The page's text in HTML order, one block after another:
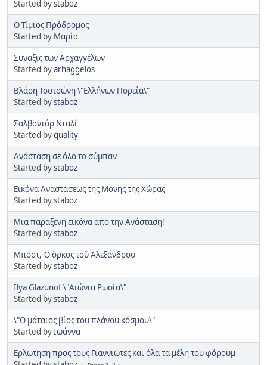
Started bystaboz
Ο Τίμιος Πρόδρομος
Started by Μαρία
Συναξις των Αρχαγγέλων
Started byarhaggelos
Βλάση Τσοτσώνη \"Ελλήνων Πορεία\"
Started bystaboz
Σαλβαντόρ Νταλί
Started byquality
Ανάσταση σε όλο το σύμπαν
Started bystaboz
Εικόνα Αναστάσεως της Μονής της Χώρας
Started bystaboz
Μια παράξενη εικόνα από την Ανάσταση!
Started bystaboz
Μπόστ, Ὁ ὅρκος τοῦ Ἀλεξάνδρου
Started bystaboz
Ilya Glazunof \"Αιώνια Ρωσία\"
Started bystaboz
\"O μάταιος βίος του πλάνου κόσμου\"
Started byΙωάννα
Ερλωτηση προς τους Γιαννιώτες και όλα τα μέλη του φόρουμ